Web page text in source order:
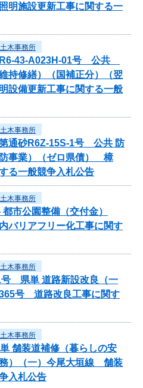
明施設更新工事に関する一
木事務所
R6-43-A023H-01号 公共
持修繕）（国補正分）（翌
設備更新工事に関する一般
木事務所
第通砂R6Z-15S-1号 公共 防
事業）（ゼロ県債） 樟
一般競争入札公告
木事務所
市公園整備（交付金）
リアフリー化工事に関す
木事務所
号 県単 道路新設改良（一
号 道路改良工事に関す
木事務所
舗装道補修（暮らしの安
）（一）今尾大垣線 舗装
入札公告